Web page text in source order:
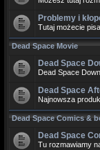
Problemy i
Tutaj możecie
Dead Space Movie
Dead Space
Dead Space
Dead Space
Najnowsza
Dead Space Comics &
Dead Space
Tu rozmawiamy